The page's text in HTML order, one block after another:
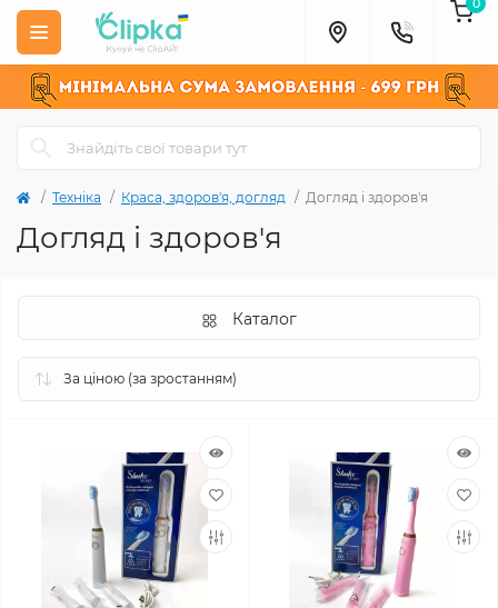
Техніка Краса, здоров'я, догляд Догляд і здоров'я
Догляд і здоров'я
Каталог